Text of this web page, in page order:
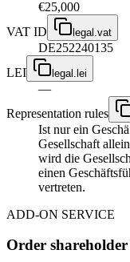
€25,000
VAT ID
legal.vat
DE252240135
LEI
legal.lei
—
Representation rules
Ist nur ein
Gesellschaft
wird die
einen
vertreten.
ADD-ON SERVICE
Order